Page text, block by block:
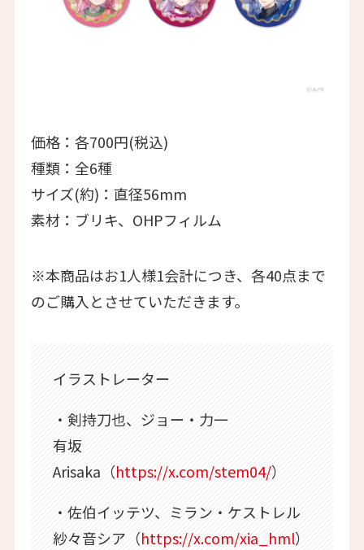
価格：各700円(税込)
種類：全6種
サイズ(約)：直径56mm
素材：ブリキ、OHPフィルム
※本商品はお1人様1会計につき、各40点まで
のご購入とさせていただきます。
イラストレーター
・剣持刀也、ジョー・力一
有坂
Arisaka（https://x.com/stem04/）
・佐伯イッテツ、ミラン・ケストレル
紗々音シア（https://x.com/xia_hml）